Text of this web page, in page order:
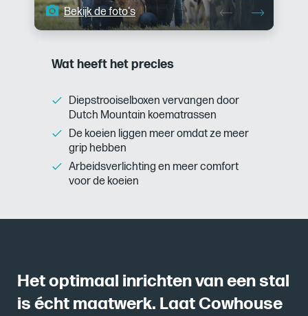
Bekijk de foto's
Wat heeft het precies
Diepstrooiselboxen vervangen door
Dutch Mountain koematrassen
De koeien liggen meer omdat ze meer
grip hebben
Arbeidsverlichting en meer comfort
voor de koeien
Het optimaal inrichten van een stal
is écht maatwerk. Laat Cowhouse